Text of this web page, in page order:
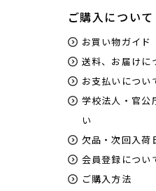
ご購入について
お買い物ガイド
送料、お届けに
お支払いについ
学校法人・官公
い
欠品・次回入荷
会員登録につい
ご購入方法